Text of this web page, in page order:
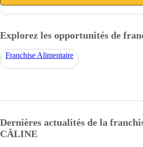
Explorez les opportunités de
Franchise Alimentaire
Dernières actualités de la
CÂLINE